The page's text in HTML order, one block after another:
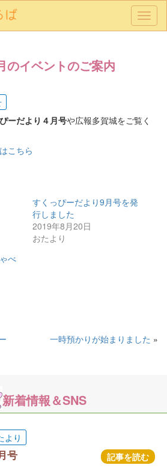
メ
ニ
のイベントのご案内
ーだより４月号や広報多賀城をご覧く
こちら
すくっぴーだより9月号を発
行しました
2019年8月20日
おたより
べ
一時預かりが始まりました »
新着情報＆SNS
より
号 記事を読む